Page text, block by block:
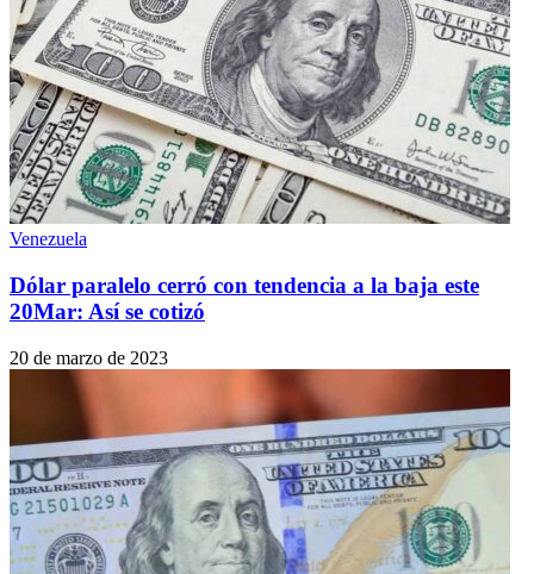
Venezuela
Dólar paralelo cerró con tendencia a la baja este
20Mar: Así se cotizó
20 de marzo de 2023